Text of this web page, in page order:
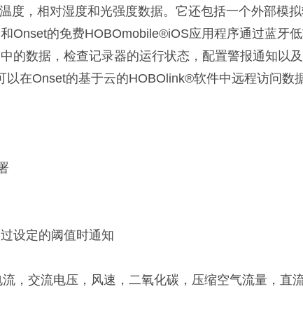
度，相对湿度和光强度数据。它还包括一个外部模拟
Onset的免费HOBOmobile®iOS应用程序通过蓝牙
的数据，检查记录器的运行状态，配置警报通知以
在Onset的基于云的HOBOlink®软件中远程访问数据
设定的阈值时通知
，交流电压，风速，二氧化碳，压缩空气流量，直